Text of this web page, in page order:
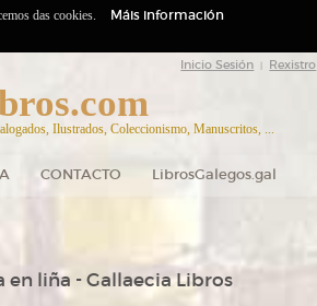
Inicio Sesión Rexistro
Ilustrados, Coleccionismo, Manuscritos, ...
CONTACTO LibrosGalegos.gal
en liña - Gallaecia Libros
das cookies. Máis información